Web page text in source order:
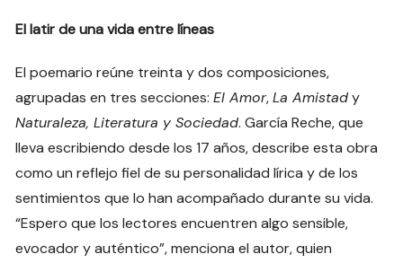
El latir de una vida entre líneas
El poemario reúne treinta y dos composiciones,
agrupadas en tres secciones:El Amor,La Amistady
Naturaleza, Literatura y Sociedad. García Reche, que
lleva escribiendo desde los 17 años, describe esta obra
como un reflejo fiel de su personalidad lírica y de los
sentimientos que lo han acompañado durante su vida.
“Espero que los lectores encuentren algo sensible,
evocador y auténtico”, menciona el autor, quien